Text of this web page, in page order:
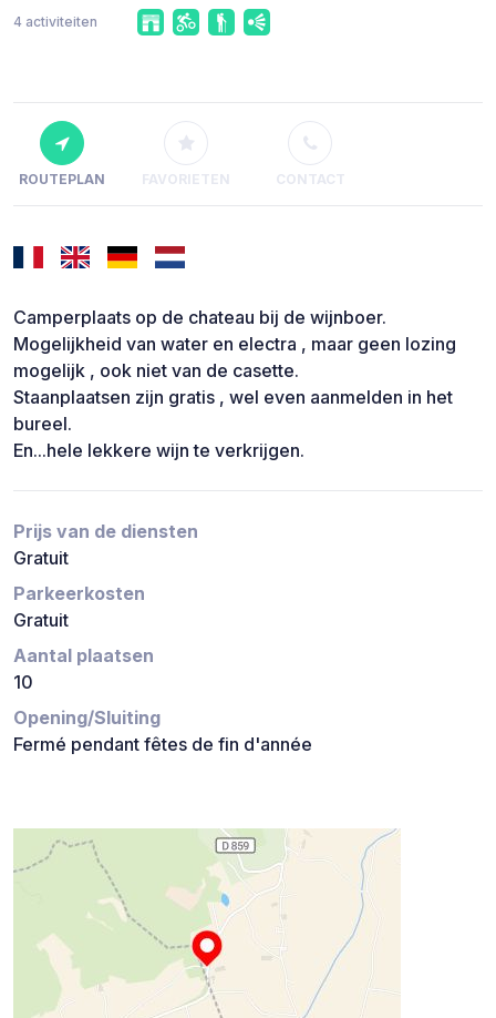
4 activiteiten
ROUTEPLAN FAVORIETEN CONTACT
Camperplaats op de chateau bij de wijnboer.
Mogelijkheid van water en electra , maar geen lozing
mogelijk , ook niet van de casette.
Staanplaatsen zijn gratis , wel even aanmelden in het
bureel.
En...hele lekkere wijn te verkrijgen.
Prijs van de diensten
Gratuit
Parkeerkosten
Gratuit
Aantal plaatsen
10
Opening/Sluiting
Fermé pendant fêtes de fin d'année